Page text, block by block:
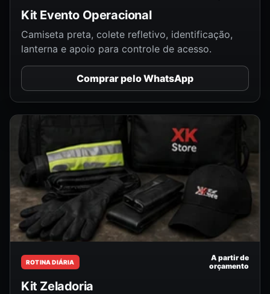
Kit Evento Operacional
Camiseta preta, colete refletivo, identificação,
lanterna e apoio para controle de acesso.
Comprar pelo WhatsApp
ROTINA DIÁRIA
A partir de
orçamento
Kit Zeladoria